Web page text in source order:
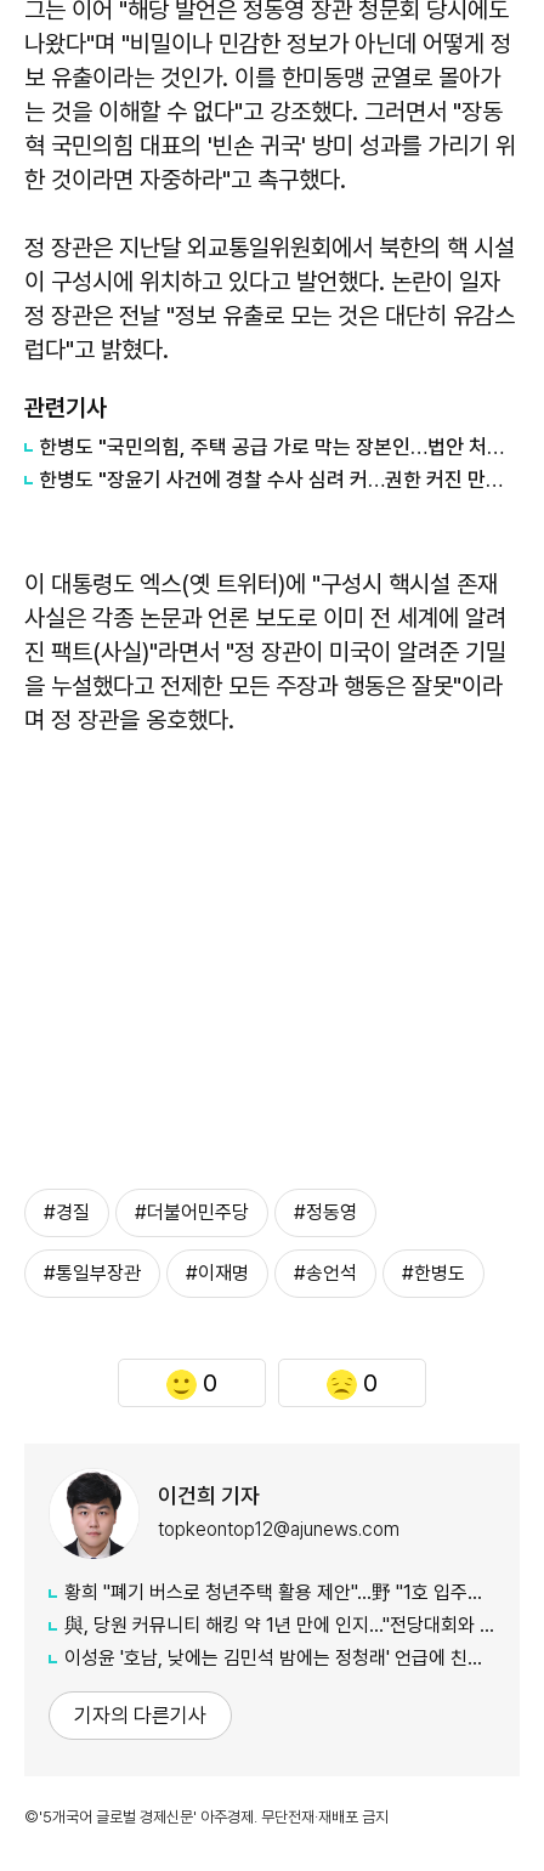
그는 이어 "해당 발언은 정동영 장관 청문회 당시에도
나왔다"며 "비밀이나 민감한 정보가 아닌데 어떻게 정
보 유출이라는 것인가. 이를 한미동맹 균열로 몰아가
는 것을 이해할 수 없다"고 강조했다. 그러면서 "장동
혁 국민의힘 대표의 '빈손 귀국' 방미 성과를 가리기 위
한 것이라면 자중하라"고 촉구했다.
정 장관은 지난달 외교통일위원회에서 북한의 핵 시설
이 구성시에 위치하고 있다고 발언했다. 논란이 일자
정 장관은 전날 "정보 유출로 모는 것은 대단히 유감스
럽다"고 밝혔다.
관련기사
한병도 "국민의힘, 주택 공급 가로 막는 장본인…법안 처리 협조하라"
한병도 "장윤기 사건에 경찰 수사 심려 커…권한 커진 만큼 증명해야"
이 대통령도 엑스(옛 트위터)에 "구성시 핵시설 존재
사실은 각종 논문과 언론 보도로 이미 전 세계에 알려
진 팩트(사실)"라면서 "정 장관이 미국이 알려준 기밀
을 누설했다고 전제한 모든 주장과 행동은 잘못"이라
며 정 장관을 옹호했다.
#경질 #더불어민주당 #정동영
#통일부장관 #이재명 #송언석 #한병도
0 0
이건희 기자
topkeontop12@ajunews.com
황희 "폐기 버스로 청년주택 활용 제안"…野 "1호 입주하라"
與, 당원 커뮤니티 해킹 약 1년 만에 인지…"전당대회와 무관"
이성윤 '호남, 낮에는 김민석 밤에는 정청래' 언급에 친명계 반발…"한심한 수준"
기자의 다른기사
©'5개국어 글로벌 경제신문' 아주경제. 무단전재·재배포 금지